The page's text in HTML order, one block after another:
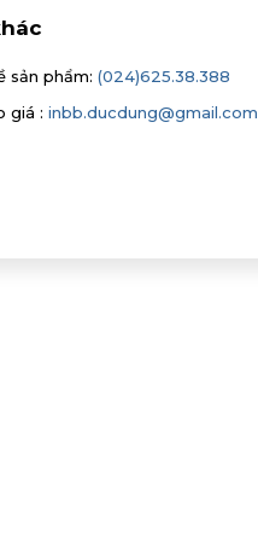
sản phẩm: (024)625.38.388
giá : inbb.ducdung@gmail.com